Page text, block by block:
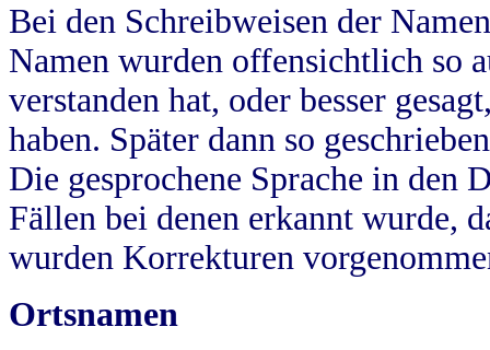
Bei den Schreibweisen der
Namen wurden offensichtlich so
verstanden hat, oder besser
haben. Später dann so
Die gesprochene Sprache in
Fällen bei denen erkannt wurde,
wurden Korrekturen
Ortsnamen